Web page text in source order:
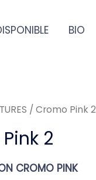
BIO
/ Cromo Pink 2
2
CROMO PINK